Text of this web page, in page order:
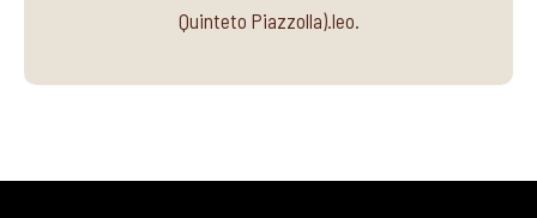
Quinteto Piazzolla).leo.